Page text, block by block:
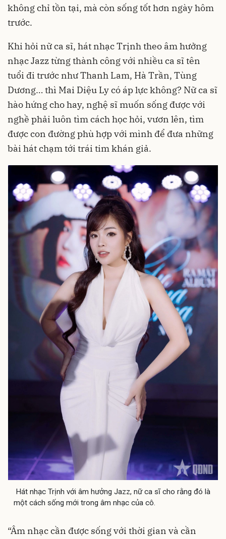
không chỉ tồn tại, mà còn sống tốt hơn ngày hôm
trước.
Khi hỏi nữ ca sĩ, hát nhạc Trịnh theo âm hưởng
nhạc Jazz từng thành công với nhiều ca sĩ tên
tuổi đi trước như Thanh Lam, Hà Trần, Tùng
Dương… thì Mai Diệu Ly có áp lực không? Nữ ca sĩ
hào hứng cho hay, nghệ sĩ muốn sống được với
nghề phải luôn tìm cách học hỏi, vươn lên, tìm
được con đường phù hợp với mình để đưa những
bài hát chạm tới trái tim khán giả.
Hát nhạc Trịnh với âm hưởng Jazz, nữ ca sĩ cho rằng đó là
một cách sống mới trong âm nhạc của cô.
“Âm nhạc cần được sống với thời gian và cần